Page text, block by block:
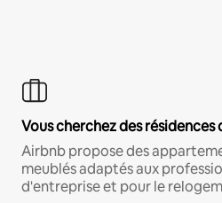
Vous cherchez des résidences
Airbnb propose des
meublés adaptés aux
d'entreprise et pour le